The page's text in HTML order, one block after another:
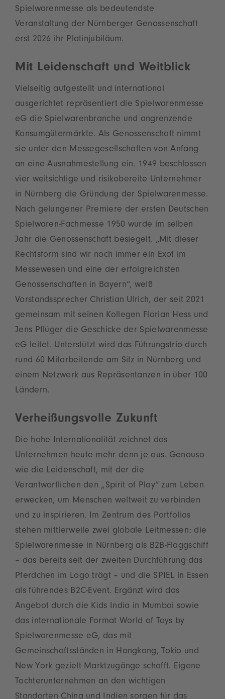
Spielwarenmesse als bedeutendste
Veranstaltung der Nürnberger Genossenschaft
erst 2026 ihr Platinjubiläum.
Mit Leidenschaft und Weitblick
Vielseitig aufgestellt und international
ausgerichtet repräsentiert die Spielwarenmesse
eG die Spielwarenbranche und angrenzende
Konsumgütermärkte. Als Genossenschaft nimmt
sie unter den Messegesellschaften von Anfang
an eine Ausnahmestellung ein. 1949 beschlossen
vier weitsichtige und risikobereite Unternehmer
in Nürnberg die Gründung der Spielwarenmesse.
Nach gelungener Premiere der ersten Deutschen
Spielwaren-Fachmesse 1950 wurde im selben
Jahr die Genossenschaft besiegelt. „Mit dieser
Rechtsform sind wir noch immer ein Exot im
Messewesen und eine der erfolgreichsten
Genossenschaften in Bayern“, weiß
Vorstandssprecher Christian Ulrich, der seit 2021
gemeinsam mit seinen Kollegen Florian Hess und
Jens Pflüger die Geschicke der Spielwarenmesse
eG leitet. Unterstützt wird das Führungstrio durch
rund 60 Mitarbeitende am Sitz in Nürnberg und
einem Netzwerk aus Repräsentanzen in über 100
Ländern.
Verheißungsvolle Zukunft
Die hohe Internationalität zeichnet das
Unternehmen heute mehr denn je aus. Genauso
wie die Leidenschaft, mit der die
Verantwortlichen den „Spirit of Play“ zum Leben
erwecken, um Menschen weltweit zu verbinden
und zu inspirieren. Im Zentrum des Portfolios
stehen mittlerweile zwei globale Leitmessen: die
Spielwarenmesse in Nürnberg als B2B-Flaggschiff
– das bereits seit der zweiten Durchführung das
Pferdchen im Logo trägt – und die SPIEL in Essen
als führendes B2C-Event. Ergänzt wird das
Angebot durch die Kids India in Mumbai sowie
das internationale Format World of Toys by
Spielwarenmesse eG, das mit
Gemeinschaftsständen in Hongkong, Tokio und
New York gezielt Marktzugänge schafft. Eigene
Tochterunternehmen an den wichtigen